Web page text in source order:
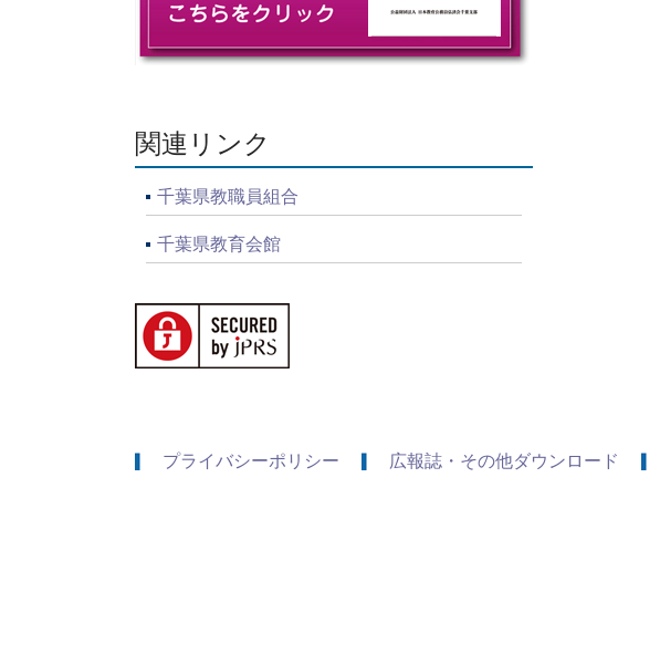
関連リンク
千葉県教職員組合
千葉県教育会館
プライバシーポリシー 広報誌・その他ダウンロード